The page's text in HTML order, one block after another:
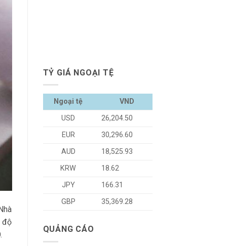
độ
TỶ GIÁ NGOẠI TỆ
Ngoại tệ
VND
USD
26,204.50
EUR
30,296.60
AUD
18,525.93
KRW
18.62
JPY
166.31
GBP
35,369.28
QUẢNG CÁO